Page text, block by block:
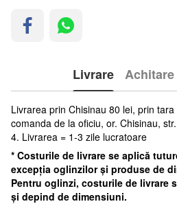
Livrare Achitare
Livrarea prin Chisinau 80 lei, prin
comanda de la oficiu, or. Chisinau,
4. Livrarea = 1-3 zile lucratoare
* Costurile de livrare se aplică
excepția oglinzilor și produse de
Pentru oglinzi, costurile de livrare
și depind de dimensiuni.